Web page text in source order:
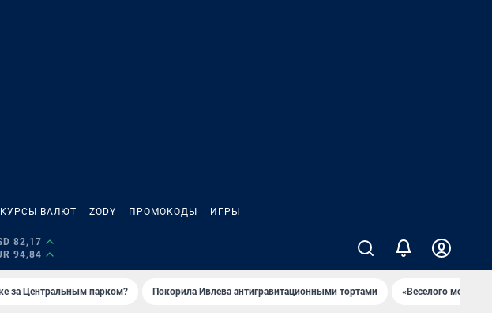
КУРСЫ ВАЛЮТ ZODY ПРОМОКОДЫ ИГРЫ
82,17
94,84
за Центральным парком? Покорила Ивлева антигравитационными тортами «Веселого